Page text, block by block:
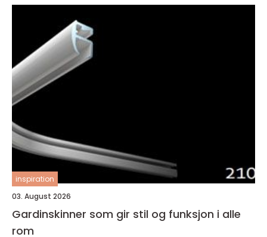
inspiration
03. August 2026
Gardinskinner som gir stil og funksjon i alle
rom